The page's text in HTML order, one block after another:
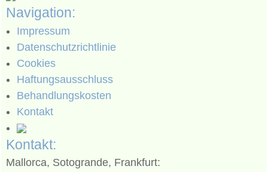
Navigation:
Impressum
Datenschutzrichtlinie
Cookies
Haftungsausschluss
Behandlungskosten
Kontakt
Kontakt:
Mallorca, Sotogrande, Frankfurt: